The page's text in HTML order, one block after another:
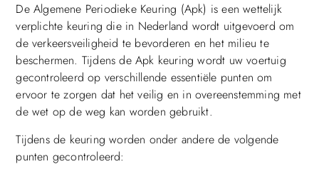
De Algemene Periodieke Keuring (Apk) is een wettelijk
verplichte keuring die in Nederland wordt uitgevoerd om
de verkeersveiligheid te bevorderen en het milieu te
beschermen. Tijdens de Apk keuring wordt uw voertuig
gecontroleerd op verschillende essentiële punten om
ervoor te zorgen dat het veilig en in overeenstemming met
de wet op de weg kan worden gebruikt.
Tijdens de keuring worden onder andere de volgende
punten gecontroleerd: